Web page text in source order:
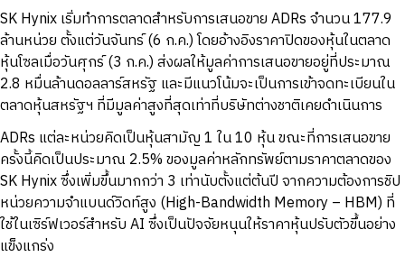
SK Hynix เริ่มทำการตลาดสำหรับการเสนอขาย ADRs จำนวน 177.9
ล้านหน่วย ตั้งแต่วันจันทร์ (6 ก.ค.) โดยอ้างอิงราคาปิดของหุ้นในตลาด
หุ้นโซลเมื่อวันศุกร์ (3 ก.ค.) ส่งผลให้มูลค่าการเสนอขายอยู่ที่ประมาณ
2.8 หมื่นล้านดอลลาร์สหรัฐ และมีแนวโน้มจะเป็นการเข้าจดทะเบียนใน
ตลาดหุ้นสหรัฐฯ ที่มีมูลค่าสูงที่สุดเท่าที่บริษัทต่างชาติเคยดำเนินการ
ADRs แต่ละหน่วยคิดเป็นหุ้นสามัญ 1 ใน 10 หุ้น ขณะที่การเสนอขาย
ครั้งนี้คิดเป็นประมาณ 2.5% ของมูลค่าหลักทรัพย์ตามราคาตลาดของ
SK Hynix ซึ่งเพิ่มขึ้นมากกว่า 3 เท่านับตั้งแต่ต้นปี จากความต้องการชิป
หน่วยความจำแบนด์วิดท์สูง (High-Bandwidth Memory – HBM) ที่
ใช้ในเซิร์ฟเวอร์สำหรับ AI ซึ่งเป็นปัจจัยหนุนให้ราคาหุ้นปรับตัวขึ้นอย่าง
แข็งแกร่ง